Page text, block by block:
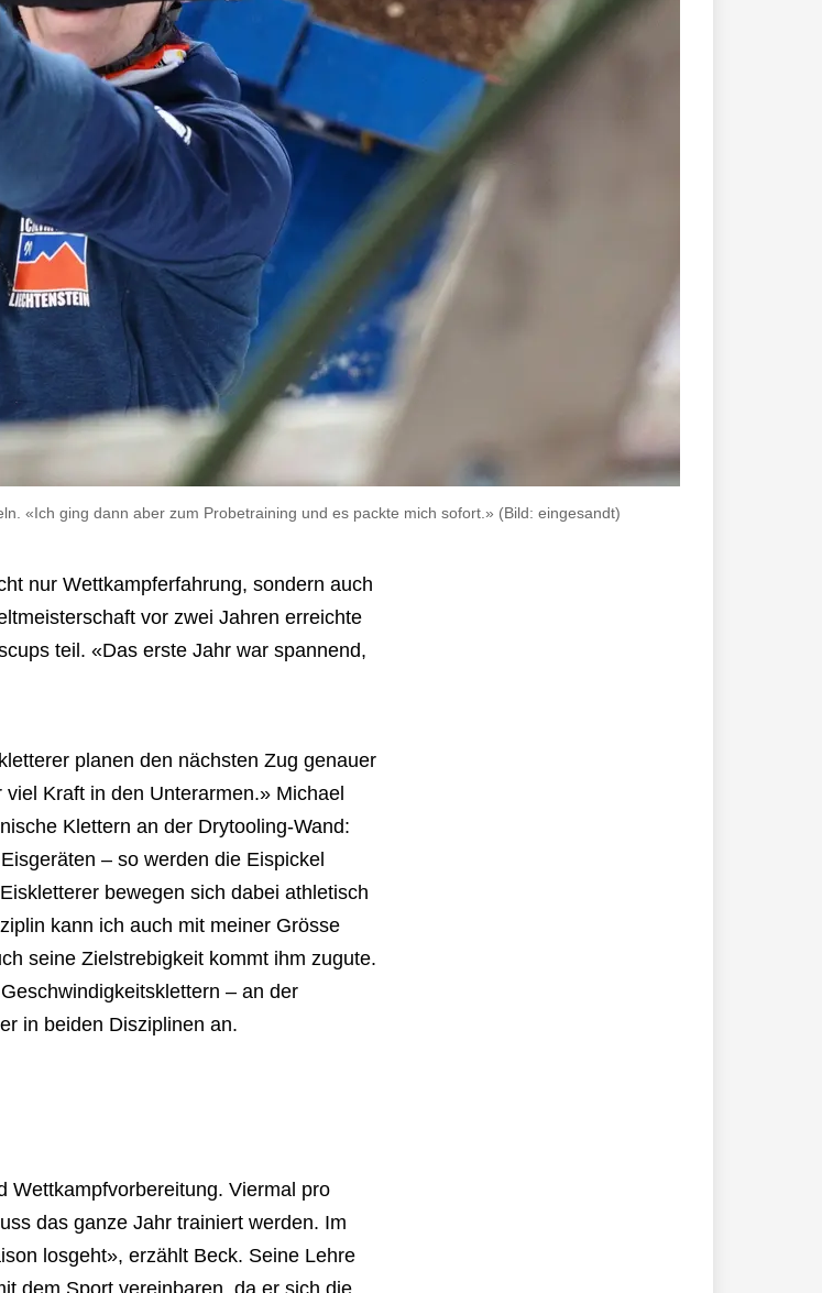
«Ich ging dann aber zum Probetraining und es packte mich sofort.» (Bild: eingesandt)
nur Wettkampferfahrung, sondern auch
vor zwei Jahren erreichte
teil. «Das erste Jahr war spannend,
planen den nächsten Zug genauer
Kraft in den Unterarmen.» Michael
Klettern an der Drytooling-Wand:
– so werden die Eispickel
bewegen sich dabei athletisch
kann ich auch mit meiner Grösse
seine Zielstrebigkeit kommt ihm zugute.
– an der
in beiden Disziplinen an.
Wettkampfvorbereitung. Viermal pro
das ganze Jahr trainiert werden. Im
losgeht», erzählt Beck. Seine Lehre
dem Sport vereinbaren, da er sich die